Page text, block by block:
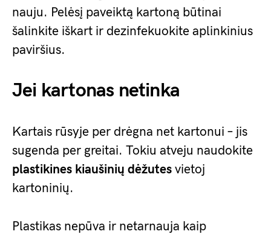
nauju. Pelėsį paveiktą kartoną būtinai
šalinkite iškart ir dezinfekuokite aplinkinius
paviršius.
Jei kartonas netinka
Kartais rūsyje per drėgna net kartonui – jis
sugenda per greitai. Tokiu atveju naudokite
plastikines kiaušinių dėžutes vietoj
kartoninių.
Plastikas nepūva ir netarnauja kaip